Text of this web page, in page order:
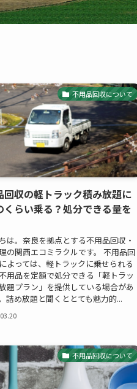
不用品回収について
回収の軽トラック積み放題に
くらい乗る？処分できる量を
は。奈良を拠点とする不用品回収・
の関西エコミラクルです。 不用品回
よっては、軽トラックに乗せられる
用品を定額で処分できる「軽トラッ
題プラン」を提供している場合があ
詰め放題と聞くととても魅力的...
不用品回収について